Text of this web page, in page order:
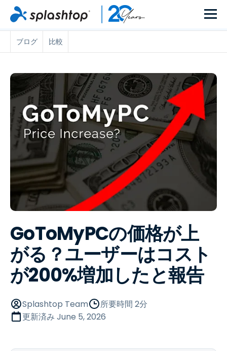
ブログ 比較
GoToMyPCの価格が上
がる？ユーザーはコスト
が200%増加したと報告
Splashtop Team
所要時間 2分
更新済み June 5, 2026